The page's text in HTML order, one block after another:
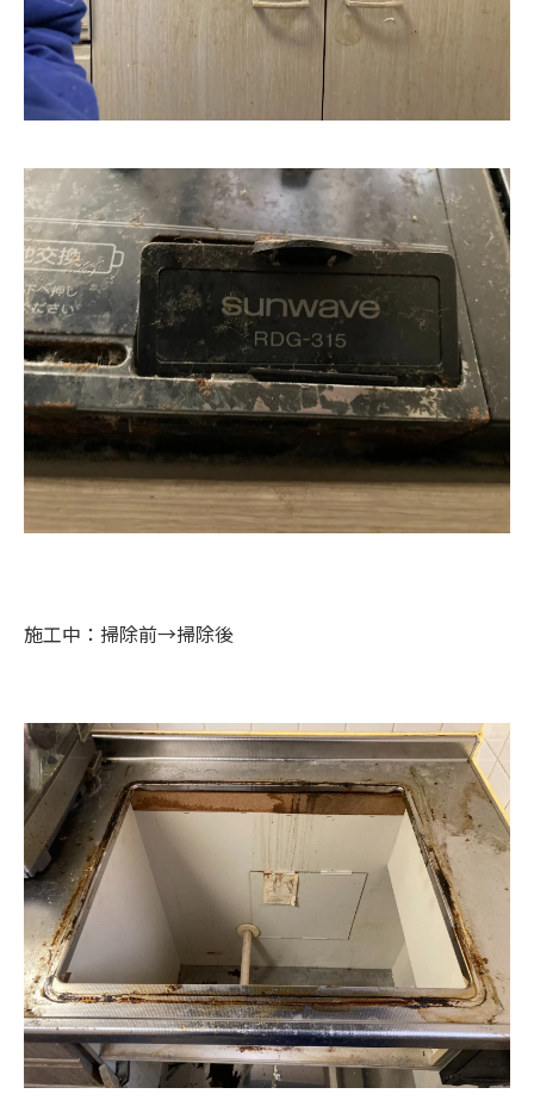
施工中：掃除前→掃除後